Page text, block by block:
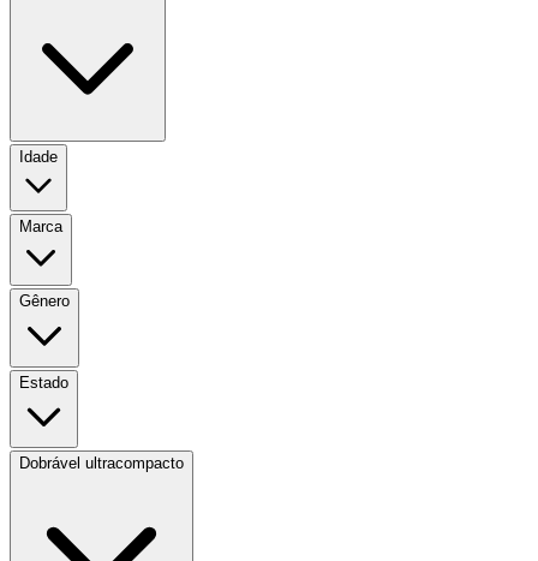
Idade
Marca
Gênero
Estado
Dobrável ultracompacto